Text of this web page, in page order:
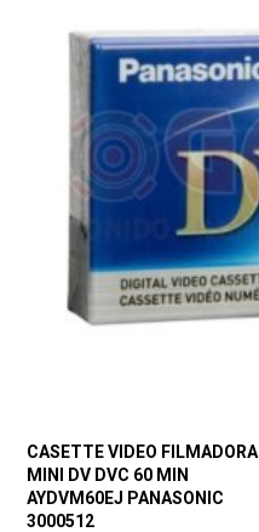
CASETTE VIDEO FILMADORA
MINI DV DVC 60 MIN
AYDVM60EJ PANASONIC
3000512